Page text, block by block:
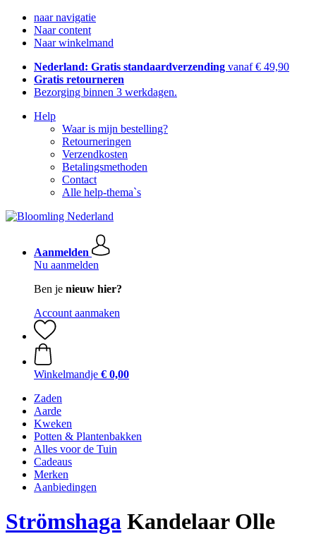
naar navigatie
Naar content
Naar winkelmand
Nederland: Gratis standaardverzending vanaf € 49,90
Gratis retourneren
Bezorging binnen 3 werkdagen.
Help
Waar is mijn bestelling?
Retourneringen
Verzendkosten
Betalingsmethoden
Contact
Alle help-thema`s
Aanmelden
Nu aanmelden
Ben je nieuw hier?
Account aanmaken
Winkelmandje € 0,00
Zaden
Aarde
Kweken
Potten & Plantenbakken
Alles voor de Tuin
Cadeaus
Merken
Aanbiedingen
Strömshaga Kandelaar Olle